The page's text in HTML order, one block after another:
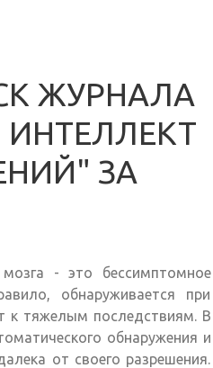
ЖУРНАЛА
ЗА
- это бессимптомное
обнаруживается при
к тяжелым последствиям. В
обнаружения и
от своего разрешения.